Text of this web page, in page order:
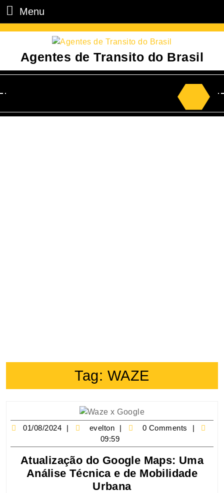
Menu
Agentes de Transito do Brasil
Tag: WAZE
01/08/2024 evelton
0 Comments
09:59
Atualização do Google Maps: Uma
Análise Técnica e de Mobilidade
Urbana